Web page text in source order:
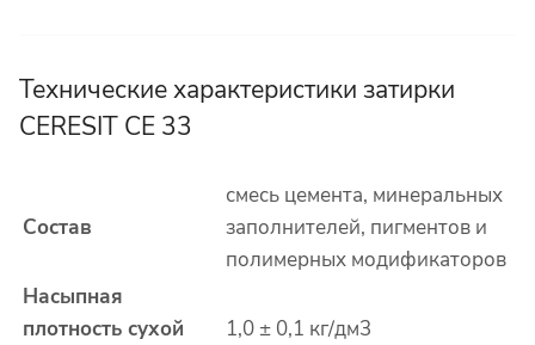
Технические характеристики затирки
CERESIT CE 33
Состав
смесь цемента, минеральных
заполнителей, пигментов и
полимерных модификаторов
Насыпная
плотность сухой
1,0 ± 0,1 кг/дм3